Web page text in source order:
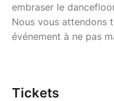
embraser le
Nous vous attendons
événement à ne pas
Tickets